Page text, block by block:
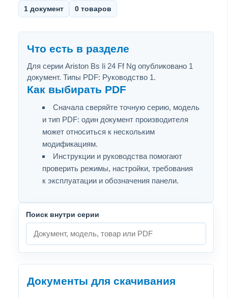
1 документ 0 товаров
Что есть в разделе
Для серии Ariston Bs Ii 24 Ff Ng опубликовано 1
документ. Типы PDF: Руководство 1.
Как выбирать PDF
Сначала сверяйте точную серию, модель
и тип PDF: один документ производителя
может относиться к нескольким
модификациям.
Инструкции и руководства помогают
проверить режимы, настройки, требования
к эксплуатации и обозначения панели.
Поиск внутри серии
Документы для скачивания